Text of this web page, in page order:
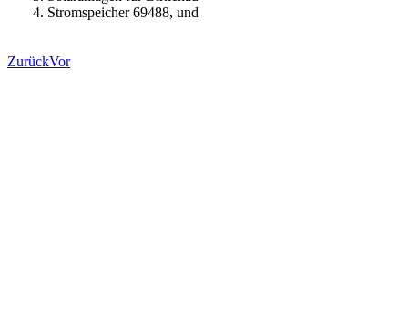
Stromspeicher 69488, und
ZurückVor